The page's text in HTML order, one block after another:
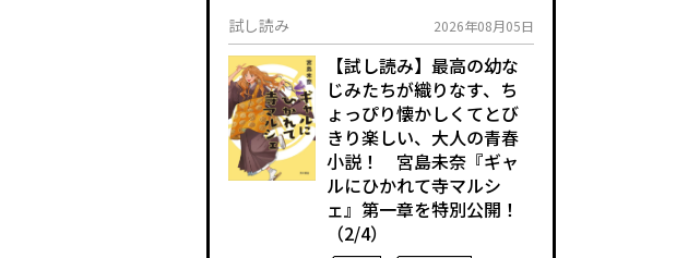
試し読み 2026年08月05日
【試し読み】最高の幼な
じみたちが織りなす、ち
ょっぴり懐かしくてとび
きり楽しい、大人の青春
小説！ 宮島未奈『ギャ
ルにひかれて寺マルシ
ェ』第一章を特別公開！
（2/4）